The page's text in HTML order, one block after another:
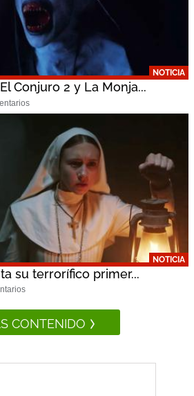
NOTICIA
Conjuro 2 y La Monja...
NOTICIA
su terrorífico primer...
CONTENIDO